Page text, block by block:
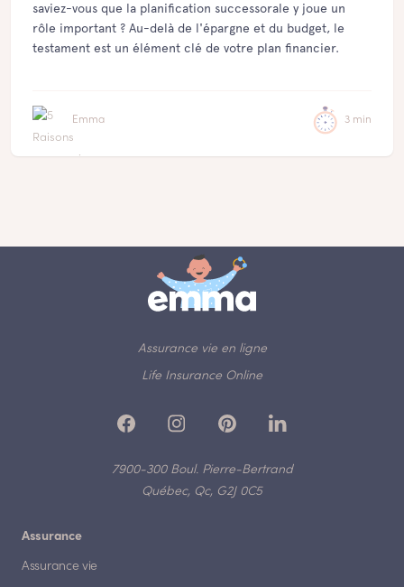
saviez-vous que la planification successorale y joue un
rôle important ? Au-delà de l'épargne et du budget, le
testament est un élément clé de votre plan financier.
Emma 3 min
Assurance vie en ligne
Life Insurance Online
7900-300 Boul. Pierre-Bertrand
Québec, Qc, G2J 0C5
Assurance
Assurance vie